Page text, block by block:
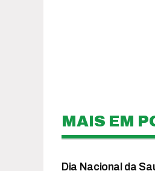
MAIS EM
Dia Nacional da